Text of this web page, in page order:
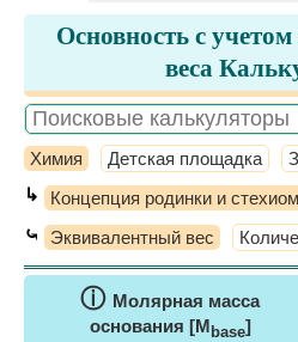
Основность с
веса
Химия Детская площадка
↳ Концепция родинки и
⤿ Эквивалентный вес
ⓘ Молярная масса
основания [M base]